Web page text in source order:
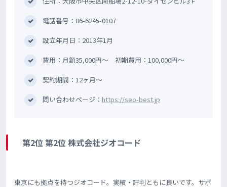
電話番号：06-6245-0107
設立年月日：2013年1月
費用：月額35,000円〜 初期費用：100,000円〜
契約期間：12ヶ月〜
問い合わせページ： https://seo-best.jp
第2位 第2位 株式会社ジオコード
東京にも拠点を持つジオコード。実績・評判ともに良いです。サポ